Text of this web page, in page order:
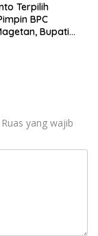
Terpilih
BPC
Bupati
Ruas yang wajib